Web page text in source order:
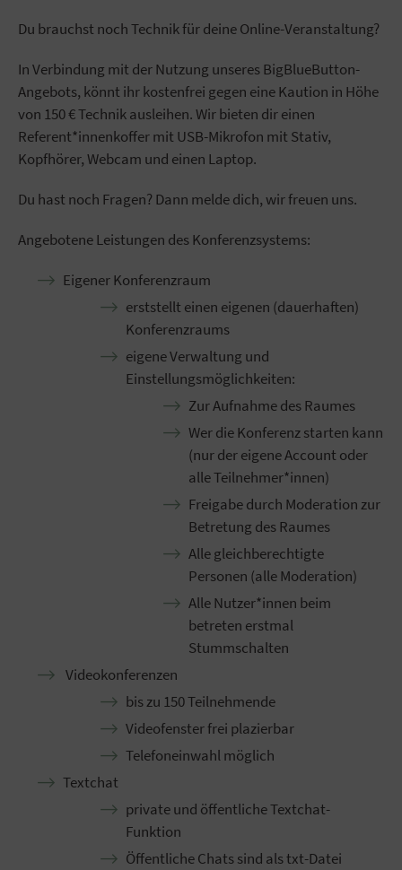
Du brauchst noch Technik für deine Online-Veranstaltung?
In Verbindung mit der Nutzung unseres BigBlueButton-
Angebots, könnt ihr kostenfrei gegen eine Kaution in Höhe
von 150 € Technik ausleihen. Wir bieten dir einen
Referent*innenkoffer mit USB-Mikrofon mit Stativ,
Kopfhörer, Webcam und einen Laptop.
Du hast noch Fragen? Dann melde dich, wir freuen uns.
Angebotene Leistungen des Konferenzsystems:
Eigener Konferenzraum
erststellt einen eigenen (dauerhaften)
Konferenzraums
eigene Verwaltung und
Einstellungsmöglichkeiten:
Zur Aufnahme des Raumes
Wer die Konferenz starten kann
(nur der eigene Account oder
alle Teilnehmer*innen)
Freigabe durch Moderation zur
Betretung des Raumes
Alle gleichberechtigte
Personen (alle Moderation)
Alle Nutzer*innen beim
betreten erstmal
Stummschalten
Videokonferenzen
bis zu 150 Teilnehmende
Videofenster frei plazierbar
Telefoneinwahl möglich
Textchat
private und öffentliche Textchat-
Funktion
Öffentliche Chats sind als txt-Datei